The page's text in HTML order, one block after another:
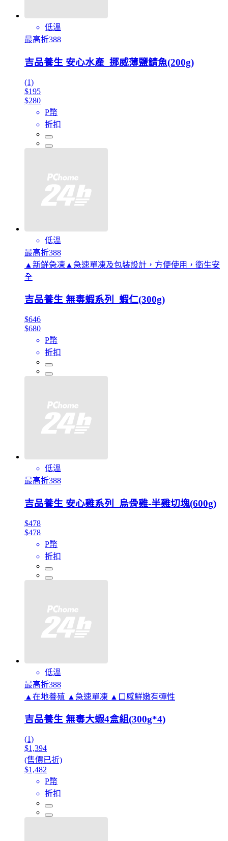
低溫
最高折388
吉品養生 安心水產_挪威薄鹽鯖魚(200g)
(1)
$195
$280
P幣
折扣
低溫
最高折388
▲新鮮急凍▲急速單凍及包裝設計，方便使用，衛生安
全
吉品養生 無毒蝦系列_蝦仁(300g)
$646
$680
P幣
折扣
低溫
最高折388
吉品養生 安心雞系列_烏骨雞-半雞切塊(600g)
$478
$478
P幣
折扣
低溫
最高折388
▲在地養殖 ▲急速單凍 ▲口感鮮嫩有彈性
吉品養生 無毒大蝦4盒組(300g*4)
(1)
$1,394
(售價已折)
$1,482
P幣
折扣